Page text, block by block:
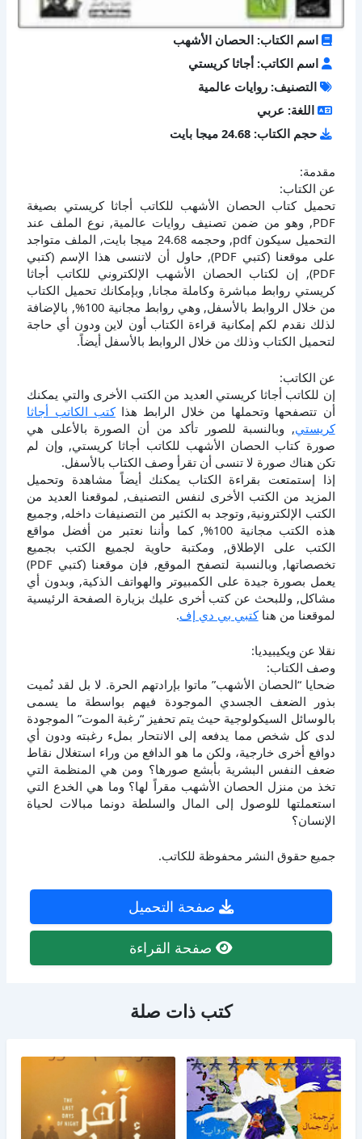
اسم الكتاب: الحصان الأشهب
اسم الكاتب: أجاثا كريستي
التصنيف: روايات عالمية
اللغة: عربي
حجم الكتاب: 24.68 ميجا بايت
مقدمة:
عن الكتاب:
تحميل كتاب الحصان الأشهب للكاتب أجاثا كريستي بصيغة
PDF, وهو من ضمن تصنيف روايات عالمية, نوع الملف عند
التحميل سيكون pdf, وحجمه 24.68 ميجا بايت, الملف متواجد
على موقعنا (كتبي PDF), حاول أن لاتنسى هذا الإسم (كتبي
PDF), إن لكتاب الحصان الأشهب الإلكتروني للكاتب أجاثا
كريستي روابط مباشرة وكاملة مجانا, وبإمكانك تحميل الكتاب
من خلال الروابط بالأسفل, وهي روابط مجانية 100%, بالإضافة
لذلك نقدم لكم إمكانية قراءة الكتاب أون لاين ودون أي حاجة
لتحميل الكتاب وذلك من خلال الروابط بالأسفل أيضاً.
عن الكاتب:
إن للكاتب أجاثا كريستي العديد من الكتب الأخرى والتي يمكنك
أن تتصفحها وتحملها من خلال الرابط هذاكتب الكاتب أجاثا
كريستي, وبالنسبة للصور تأكد من أن الصورة بالأعلى هي
صورة كتاب الحصان الأشهب للكاتب أجاثا كريستي, وإن لم
تكن هناك صورة لا تنسى أن تقرأ وصف الكتاب بالأسفل.
إذا إستمتعت بقراءة الكتاب يمكنك أيضاً مشاهدة وتحميل
المزيد من الكتب الأخرى لنفس التصنيف, لموقعنا العديد من
الكتب الإلكترونية, وتوجد به الكثير من التصنيفات داخله, وجميع
هذه الكتب مجانية 100%, كما وأننا نعتبر من أفضل مواقع
الكتب على الإطلاق, ومكتبة حاوية لجميع الكتب بجميع
تخصصاتها, وبالنسبة لتصفح الموقع, فإن موقعنا (كتبي PDF)
يعمل بصورة جيدة على الكمبيوتر والهواتف الذكية, وبدون أي
مشاكل, وللبحث عن كتب أخرى عليك بزيارة الصفحة الرئيسية
لموقعنا من هناكتبي بي دي إف.
نقلا عن ويكيبيديا:
وصف الكتاب:
ضحايا “الحصان الأشهب” ماتوا بإرادتهم الحرة. لا بل لقد نُميت
بذور الضعف الجسدي الموجودة فيهم بواسطة ما يسمى
بالوسائل السيكولوجية حيث يتم تحفيز “رغبة الموت” الموجودة
لدى كل شخص مما يدفعه إلى الانتحار بملء رغبته ودون أي
دوافع أخرى خارجية، ولكن ما هو الدافع من وراء استغلال نقاط
ضعف النفس البشرية بأبشع صورها؟ ومن هي المنظمة التي
تخذ من منزل الحصان الأشهب مقراً لها؟ وما هي الخدع التي
استعملتها للوصول إلى المال والسلطة دونما مبالات لحياة
الإنسان؟
جميع حقوق النشر محفوظة للكاتب.
صفحة التحميل
صفحة القراءة
كتب ذات صلة